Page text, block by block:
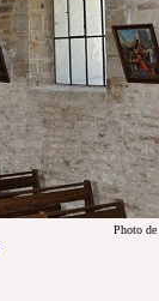
Photo de